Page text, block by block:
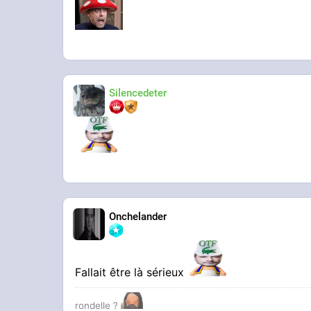
Silencedeter
Onchelander
Fallait être là sérieux
rondelle ?